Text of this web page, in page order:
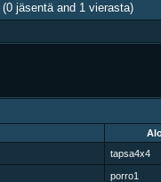
(0 jäsentä and 1 vierasta)
tapsa4x4
porro1